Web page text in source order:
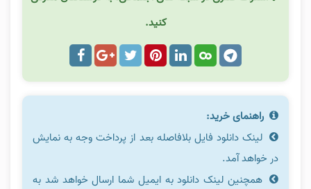
کنید.
راهنمای خرید:
لینک دانلود فایل بلافاصله بعد از پرداخت وجه به نمایش
در خواهد آمد.
همچنین لینک دانلود به ایمیل شما ارسال خواهد شد به